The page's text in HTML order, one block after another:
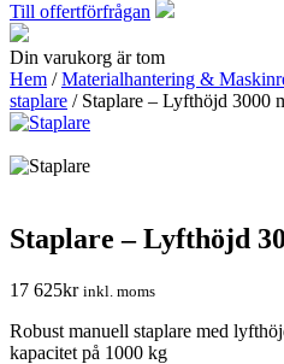
Till offertförfrågan
Din varukorg är tom
Hem /Materialhantering &
staplare / Staplare – Lyfthöjd 3000
Staplare – Lyfthöjd
17 625kr inkl. moms
Robust manuell staplare med
kapacitet på 1000 kg